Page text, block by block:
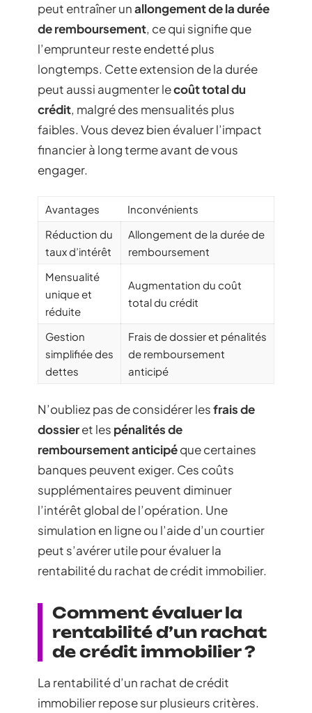
peut entraîner unallongement de la durée
de remboursement, ce qui signifie que
l’emprunteur reste endetté plus
longtemps. Cette extension de la durée
peut aussi augmenter lecoût total du
crédit, malgré des mensualités plus
faibles. Vous devez bien évaluer l’impact
financier à long terme avant de vous
engager.
Avantages
Inconvénients
Réduction du
taux d’intérêt
Allongement de la durée de
remboursement
Mensualité
unique et
réduite
Augmentation du coût
total du crédit
Gestion
simplifiée des
dettes
Frais de dossier et pénalités
de remboursement
anticipé
N’oubliez pas de considérer lesfrais de
dossieret les pénalités de
remboursement anticipéque certaines
banques peuvent exiger. Ces coûts
supplémentaires peuvent diminuer
l’intérêt global de l’opération. Une
simulation en ligne ou l’aide d’un courtier
peut s’avérer utile pour évaluer la
rentabilité du rachat de crédit immobilier.
Comment évaluer la
rentabilité d’un rachat
de crédit immobilier ?
La rentabilité d’un rachat de crédit
immobilier repose sur plusieurs critères.